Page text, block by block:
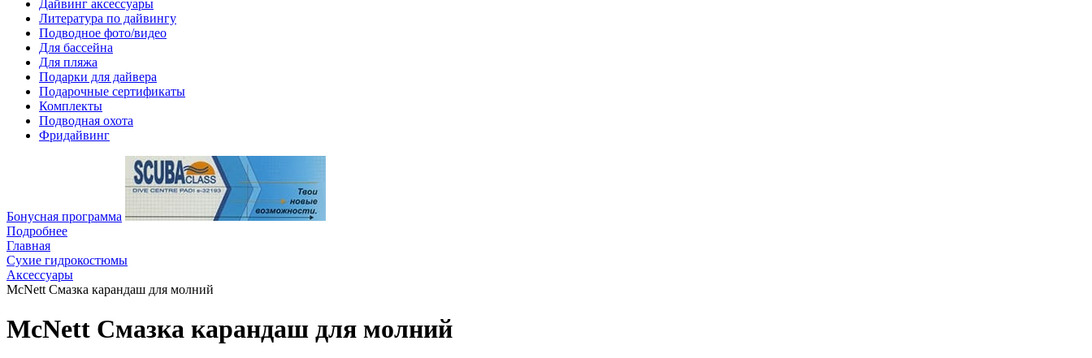
Дайвинг аксессуары
Литература по дайвингу
Подводное фото/видео
Для бассейна
Для пляжа
Подарки для дайвера
Подарочные сертификаты
Комплекты
Подводная охота
Фридайвинг
Бонусная программа
Подробнее
Главная
Сухие гидрокостюмы
Аксессуары
McNett Смазка карандаш для молний
McNett Смазка карандаш для молний